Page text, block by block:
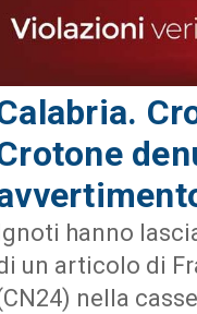
hanno
un articolo di
nella